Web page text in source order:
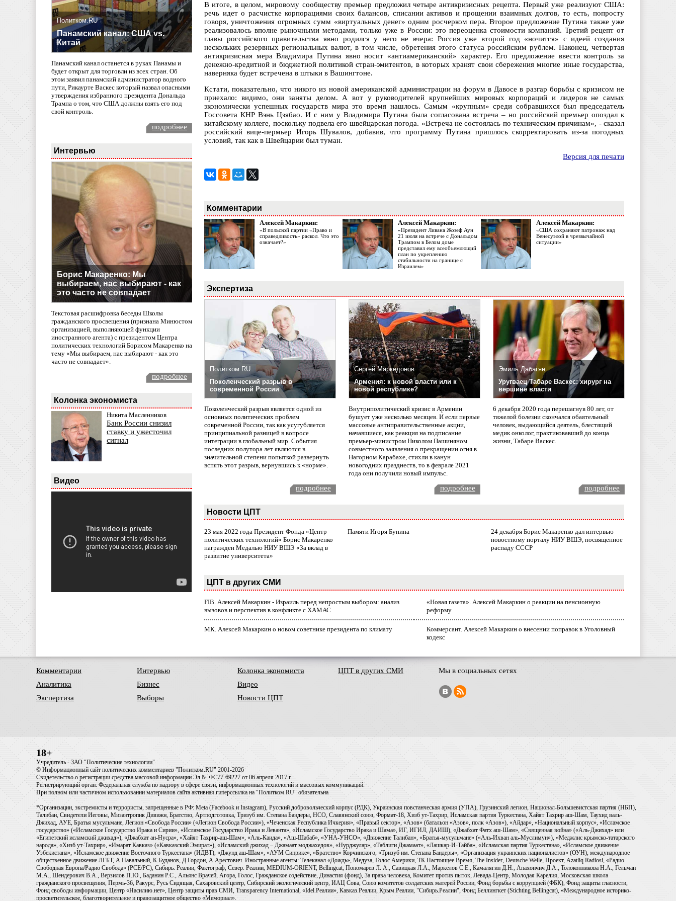
Политком.RU
Панамский канал: США vs.
Китай
Панамский канал останется в руках Панамы и
будет открыт для торговли из всех стран. Об
этом заявил панамский администратор водного
пути, Рикаурте Васкес который назвал опасными
утверждения избранного президента Дональда
Трампа о том, что США должны взять его под
свой контроль.
подробнее
Интервью
Борис Макаренко: Мы
выбираем, нас выбирают - как
это часто не совпадает
Текстовая расшифровка беседы Школы
гражданского просвещения (признана Минюстом
организацией, выполняющей функции
иностранного агента) с президентом Центра
политических технологий Борисом Макаренко на
тему «Мы выбираем, нас выбирают - как это
часто не совпадает».
подробнее
Колонка экономиста
Никита Масленников
Банк России снизил
ставку и ужесточил
сигнал
Видео
В итоге, в целом, мировому сообществу премьер предложил четыре антикризисных рецепта. Первый уже реализуют США:
речь идет о расчистке корпорациями своих балансов, списании активов и прощении взаимных долгов, то есть, попросту
говоря, уничтожения огромных сумм «виртуальных денег» одним росчерком пера. Второе предложение Путина также уже
реализовалось вполне рыночными методами, только уже в России: это переоценка стоимости компаний. Третий рецепт от
главы российского правительства явно родился у него не вчера: Россия уже второй год «ночится» с идеей создания
нескольких резервных региональных валют, в том числе, обретения этого статуса российским рублем. Наконец, четвертая
антикризисная мера Владимира Путина явно носит «антиамериканский» характер. Его предложение ввести контроль за
денежно-кредитной и бюджетной политикой стран-эмитентов, в которых хранят свои сбережения многие иные государства,
наверняка будет встречена в штыки в Вашингтоне.
Кстати, показательно, что никого из новой американской администрации на форум в Давосе в разгар борьбы с кризисом не
приехало: видимо, они заняты делом. А вот у руководителей крупнейших мировых корпораций и лидеров не самых
экономически успешных государств мира это время нашлось. Самым «крупным» среди собравшихся был председатель
Госсовета КНР Вэнь Цзябао. И с ним у Владимира Путина была согласована встреча – но российский премьер опоздал к
китайскому коллеге, поскольку подвела его швейцарская погода. «Встреча не состоялась по техническим причинам», - сказал
российский вице-пермьер Игорь Шувалов, добавив, что программу Путина пришлось скорректировать из-за погодных
условий, так как в Швейцарии был туман.
Версия для печати
Комментарии
Алексей Макаркин:
«В польской партии «Право и
справедливость» раскол. Что это
означает?»
Алексей Макаркин:
«Президент Ливана Жозеф Аун
21 июля на встрече с Дональдом
Трампом в Белом доме
представил ему всеобъемлющий
план по укреплению
стабильности на границе с
Израилем»
Алексей Макаркин:
«США сохраняют патронаж над
Венесуэлой в чрезвычайной
ситуации»
Экспертиза
Политком.RU
Поколенческий разрыв в
современной России
Поколенческий разрыв является одной из
основных политических проблем
современной России, так как усугубляется
принципиальной разницей в вопросе
интеграции в глобальный мир. События
последних полутора лет являются в
значительной степени попыткой развернуть
вспять этот разрыв, вернувшись к «норме».
Сергей Маркедонов
Армения: к новой власти или к
новой республике?
Внутриполитический кризис в Армении
бушует уже несколько месяцев. И если первые
массовые антиправительственные акции,
начавшиеся, как реакция на подписание
премьер-министром Николом Пашиняном
совместного заявления о прекращении огня в
Нагорном Карабахе, стихли в канун
новогодних празднеств, то в феврале 2021
года они получили новый импульс.
Эмиль Дабагян
Уругваец Табаре Васкес: хирург на
вершине власти
6 декабря 2020 года перешагнув 80 лет, от
тяжелой болезни скончался обаятельный
человек, выдающийся деятель, блестящий
медик онколог, практиковавший до конца
жизни, Табаре Васкес.
подробнее подробнее подробнее
Новости ЦПТ
23 мая 2022 года Президент Фонда «Центр
политических технологий» Борис Макаренко
награжден Медалью НИУ ВШЭ «За вклад в
развитие университета»
Памяти Игоря Бунина
24 декабря Борис Макаренко дал интервью
новостному порталу НИУ ВШЭ, посвященное
распаду СССР
ЦПТ в других СМИ
FIB. Алексей Макаркин - Израиль перед непростым выбором: анализ
вызовов и перспектив в конфликте с ХАМАС
«Новая газета». Алексей Макаркин о реакции на пенсионную
реформу
МК. Алексей Макаркин о новом советнике президента по климату
Коммерсант. Алексей Макаркин о внесении поправок в Уголовный
кодекс
Комментарии
Аналитика
Экспертиза
Интервью
Бизнес
Выборы
Колонка экономиста
Видео
Новости ЦПТ
ЦПТ в других СМИ Мы в социальных сетях
18+
Учредитель - ЗАО "Политические технологии"
© Информационный сайт политических комментариев "Политком.RU" 2001-2026
Свидетельство о регистрации средства массовой информации Эл № ФС77-69227 от 06 апреля 2017 г.
Регистрирующий орган: Федеральная служба по надзору в сфере связи, информационных технологий и массовых коммуникаций.
При полном или частичном использовании материалов сайта активная гиперссылка на "Политком.RU" обязательна
*Организации, экстремисты и террористы, запрещенные в РФ: Meta (Facebook и Instagram), Русский добровольческий корпус (РДК), Украинская повстанческая армия (УПА), Грузинский легион, Национал-Большевистская партия (НБП),
Талибан, Свидетели Иеговы, Мизантропик Дивижн, Братство, Артподготовка, Тризуб им. Степана Бандеры, НСО, Славянский союз, Формат-18, Хизб ут-Тахрир, Исламская партия Туркестана, Хайят Тахрир аш-Шам, Таухид валь-
Джихад, АУЕ, Братья мусульмане, Легион «Свобода России» («Легион Свобода России»), «Чеченская Республика Ичкерия», «Правый сектор», «Азов» (батальон «Азов», полк «Азов»), «Айдар», «Национальный корпус», «Исламское
государство» («Исламское Государство Ирака и Сирии», «Исламское Государство Ирака и Леванта», «Исламское Государство Ирака и Шама», ИГ, ИГИЛ, ДАИШ), «Джабхат Фатх аш-Шам», «Священная война» («Аль-Джихад» или
«Египетский исламский джихад»), «Джабхат ан-Нусра», «Хайят Тахрир-аш-Шам», «Аль-Каида», «Аш-Шабаб», «УНА-УНСО», «Движение Талибан», «Братья-мусульмане» («Аль-Ихван аль-Муслимун»), «Меджлис крымско-татарского
народа», «Хизб ут-Тахрир», «Имарат Кавказ» («Кавказский Эмират»), «Исламский джихад – Джамаат моджахедов», «Нурджулар», «Таблиги Джамаат», «Лашкар-И-Тайба», «Исламская партия Туркестана», «Исламское движение
Узбекистана», «Исламское движение Восточного Туркестана» (ИДВТ), «Джунд аш-Шам», «АУМ Синрике», «Братство» Корчинского, «Тризуб им. Степана Бандеры», «Организация украинских националистов» (ОУН), международное
общественное движение ЛГБТ, А.Навальный, К.Буданов, Д.Гордон, А.Арестович. Иностранные агенты: Телеканал «Дождь», Медуза, Голос Америки, ТК Настоящее Время, The Insider, Deutsche Welle, Проект, Azatliq Radiosi, «Радио
Свободная Европа/Радио Свобода» (PCE/PC), Сибирь. Реалии, Фактограф, Север. Реалии, MEDIUM-ORIENT, Bellingcat, Пономарев Л. А., Савицкая Л.А., Маркелов С.Е., Камалягин Д.Н., Апахончич Д.А., Толоконникова Н.А., Гельман
М.А., Шендерович В.А., Верзилов П.Ю., Баданин Р.С., Альянс Врачей, Агора, Голос, Гражданское содействие, Династия (фонд), За права человека, Комитет против пыток, Левада-Центр, Молодая Карелия, Московская школа
гражданского просвещения, Пермь-36, Ракурс, Русь Сидящая, Сахаровский центр, Сибирский экологический центр, ИАЦ Сова, Союз комитетов солдатских матерей России, Фонд борьбы с коррупцией (ФБК), Фонд защиты гласности,
Фонд свободы информации, Центр «Насилию.нет», Центр защиты прав СМИ, Transparency International, «Idel.Реалии», Кавказ.Реалии, Крым.Реалии, "Сибирь.Реалии", Фонд Беллингкет (Stichting Bellingcat), «Международное историко-
просветительское, благотворительное и правозащитное общество «Мемориал».